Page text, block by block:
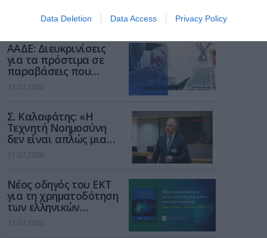
Data Deletion Data Access Privacy Policy
ενισχύει την ασφάλεια
των παιδιών στο
31.07.2026
ΑΑΔΕ: Διευκρινίσεις
για τα πρόστιμα σε
παραβάσεις που
αφορούν τους ΦΗΜ
31.07.2026
Σ. Καλαφάτης: «Η
Τεχνητή Νοημοσύνη
δεν είναι απλώς μια
νέα τεχνολογία, είναι
μια νέα βιομηχανική
31.07.2026
Νέος οδηγός του ΕΚΤ
για τη χρηματοδότηση
των ελληνικών
επιχειρήσεων στον
χώρο της άμυνας
31.07.2026